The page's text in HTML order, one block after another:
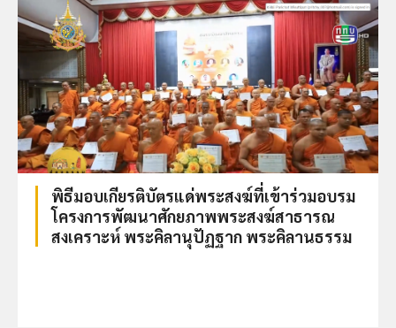
พิธีมอบเกียรติบัตรแด่พระสงฆ์ที่เข้าร่วมอบรม
โครงการพัฒนาศักยภาพพระสงฆ์สาธารณ
สงเคราะห์ พระคิลานุปัฏฐาก พระคิลานธรรม